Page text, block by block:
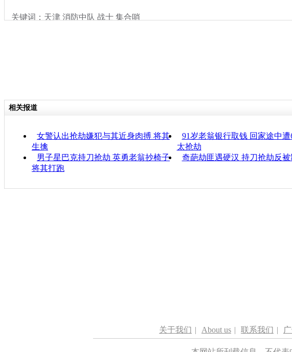
关键词：天津 消防中队 战士 集合哨
相关报道
女警认出抢劫嫌犯与其近身肉搏 将其
生擒
91岁老翁银行取钱 回家途中遭
太抢劫
男子星巴克持刀抢劫 英勇老翁抄椅子
将其打跑
奇葩劫匪遇硬汉 持刀抢劫反被
关于我们 | About us | 联系我们 |